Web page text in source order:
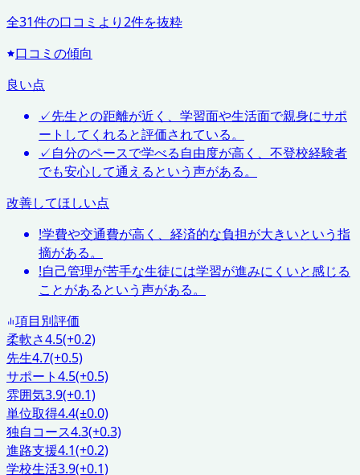
全31件の口コミより2件を抜粋
口コミの傾向
良い点
✓先生との距離が近く、学習面や生活面で親身にサポ
ートしてくれると評価されている。
✓自分のペースで学べる自由度が高く、不登校経験者
でも安心して通えるという声がある。
改善してほしい点
!学費や交通費が高く、経済的な負担が大きいという指
摘がある。
!自己管理が苦手な生徒には学習が進みにくいと感じる
ことがあるという声がある。
項目別評価
柔軟さ4.5(+0.2)
先生4.7(+0.5)
サポート4.5(+0.5)
雰囲気3.9(+0.1)
単位取得4.4(±0.0)
独自コース4.3(+0.3)
進路支援4.1(+0.2)
学校生活3.9(+0.1)